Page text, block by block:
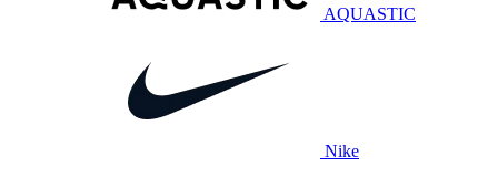
AQUASTIC
Nike